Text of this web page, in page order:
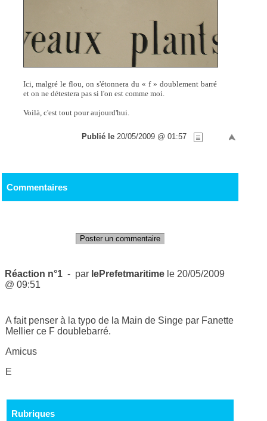
Ici, malgré le flou, on s'étonnera du « f » doublement barré
et on ne détestera pas si l'on est comme moi.
Voilà, c'est tout pour aujourd'hui.
Publié le 20/05/2009 @ 01:57
Commentaires
Poster un commentaire
Réaction n°1 - par lePrefetmaritime le 20/05/2009
@ 09:51
A fait penser à la typo de la Main de Singe par Fanette
Mellier ce F doublebarré.
Amicus
E
Rubriques